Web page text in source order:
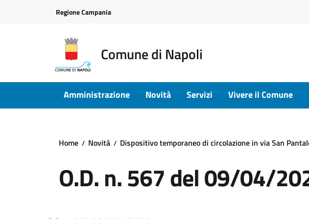
Regione Campania
Comune di Napoli
Amministrazione Novità Servizi Vivere il Comune
Home Novità Dispositivo temporaneo di circolazione in via San
O.D. n. 567 del 09/04/